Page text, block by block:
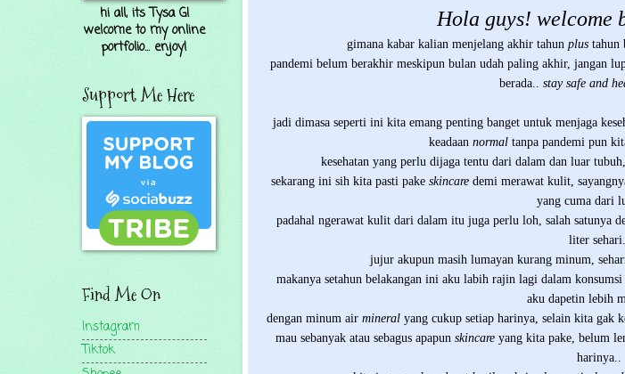
Hola guys! welcome
gimana kabar kalian menjelang akhir tahun plus tahun
pandemi belum berakhir meskipun bulan udah paling akhir, jangan
berada..
stay safe and
jadi dimasa seperti ini kita emang penting banget untuk menjaga
keadaan normal tanpa pandemi pun
kesehatan yang perlu dijaga tentu dari dalam dan luar
sekarang ini sih kita pasti pake skincare demi merawat kulit,
yang cuma dari
padahal ngerawat kulit dari dalam itu juga perlu loh, salah satunya
liter sehari..
jujur akupun masih lumayan kurang minum,
makanya setahun belakangan ini aku labih rajin lagi dalam
aku dapetin lebih
dengan minum air mineral yang cukup setiap harinya, selain kita gak
mau sebanyak atau sebagus apapun skincare yang kita pake, belum
harinya..
hi all, its Tysa G!
welcome to my online
portfolio... enjoy!
Support Me Here
Find Me On
Instagram
Tiktok